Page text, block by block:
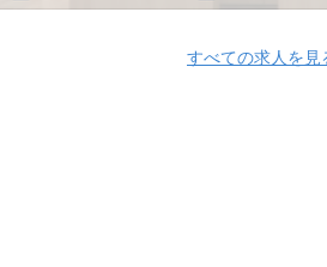
すべての求人を見